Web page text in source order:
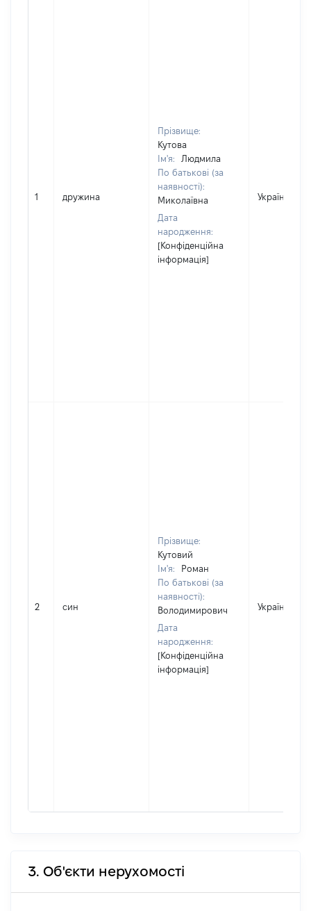
1 дружина
Прізвище:
Кутова
Ім'я:
Людмила
По батькові (за
наявності):
Миколаївна
Дата
народження:
[Конфіденційна
інформація]
Україна
2 син
Прізвище:
Кутовий
Ім'я:
Роман
По батькові (за
наявності):
Володимирович
Дата
народження:
[Конфіденційна
інформація]
Україна
3. Об'єкти нерухомості